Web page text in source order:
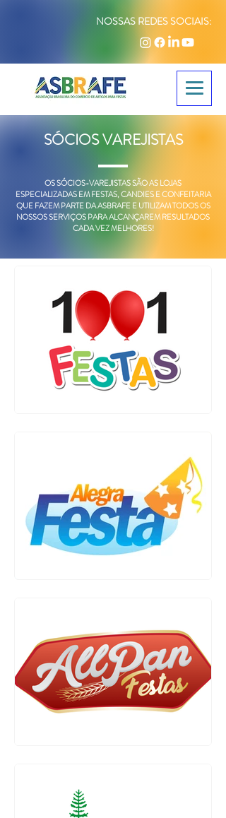
NOSSAS REDES SOCIAIS:
SÓCIOS VAREJISTAS
OS SÓCIOS-VAREJISTAS SÃO AS LOJAS
ESPECIALIZADAS EM FESTAS, CANDIES E CONFEITARIA
QUE FAZEM PARTE DA ASBRAFE E UTILIZAM TODOS OS
NOSSOS SERVIÇOS PARA ALCANÇAREM RESULTADOS
CADA VEZ MELHORES!